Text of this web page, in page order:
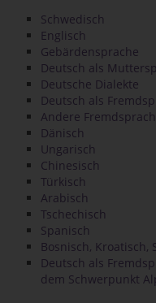
Schwedisch
Englisch
Gebärdensprache
Deutsch als
Deutsche Dialekte
Deutsch als
Andere
Dänisch
Ungarisch
Chinesisch
Türkisch
Arabisch
Tschechisch
Spanisch
Bosnisch, Kroatisch,
Deutsch als
dem Schwerpunkt